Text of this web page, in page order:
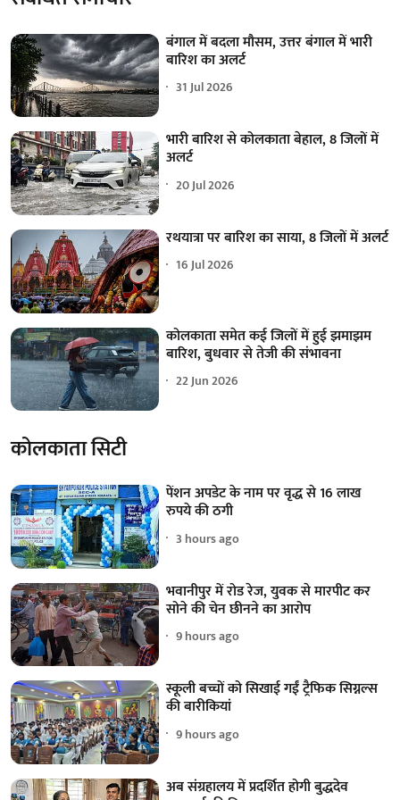
बंगाल में बदला मौसम, उत्तर बंगाल में भारी
बारिश का अलर्ट
31 Jul 2026
भारी बारिश से कोलकाता बेहाल, 8 जिलों में
अलर्ट
20 Jul 2026
रथयात्रा पर बारिश का साया, 8 जिलों में अलर्ट
16 Jul 2026
कोलकाता समेत कई जिलों में हुई झमाझम
बारिश, बुधवार से तेजी की संभावना
22 Jun 2026
कोलकाता सिटी
पेंशन अपडेट के नाम पर वृद्ध से 16 लाख
रुपये की ठगी
3 hours ago
भवानीपुर में रोड रेज, युवक से मारपीट कर
सोने की चेन छीनने का आरोप
9 hours ago
स्कूली बच्चों को सिखाई गईं ट्रैफिक सिग्नल्स
की बारीकियां
9 hours ago
अब संग्रहालय में प्रदर्शित होगी बुद्धदेव